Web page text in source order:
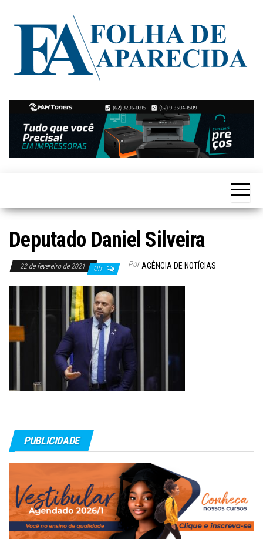
Folha de
Aparecida
Notícias
de
Aparecida
de
Goiânia
Deputado Daniel Silveira
22 de fevereiro de 2021 Off Por AGÊNCIA DE NOTÍCIAS
PUBLICIDADE